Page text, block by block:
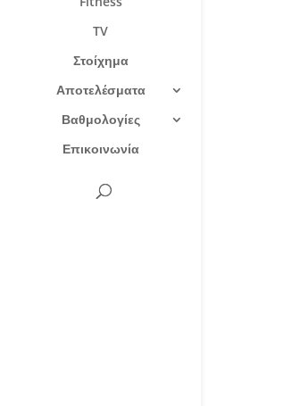
TV
Στοίχημα
Αποτελέσματα
Βαθμολογίες
Επικοινωνία